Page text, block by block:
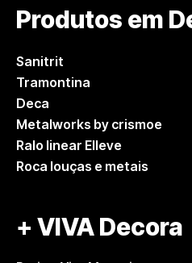
Produtos em
Sanitrit
Tramontina
Deca
Metalworks by crismoe
Ralo linear Elleve
Roca louças e metais
+ VIVA Decora